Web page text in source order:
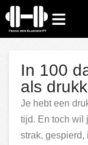
In 100
als
Je hebt een
tijd. En toch wil
strak, gespierd,